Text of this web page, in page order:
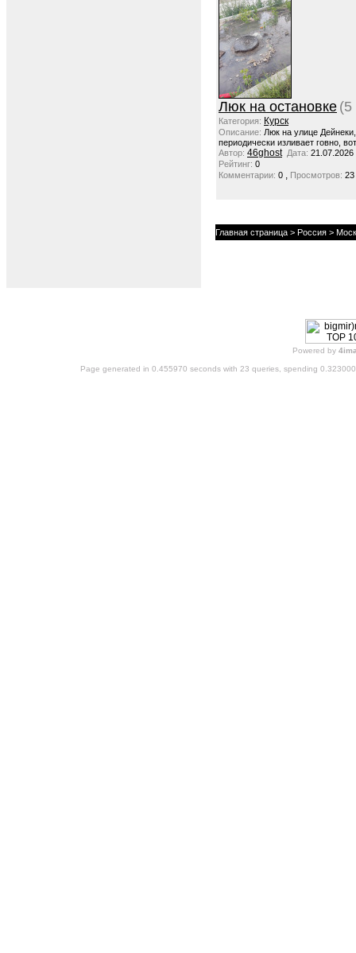
Люк на остановке (5
Категория: Курск
Описание: Люк на улице
периодически изливает говно,
Автор: 46ghost Дата: 21.07.2026
Рейтинг: 0
Комментарии: 0 , Просмотров: 23
Главная страница > Россия >
Powered by
Page generated in 0.455970 seconds with 23 queries, spending